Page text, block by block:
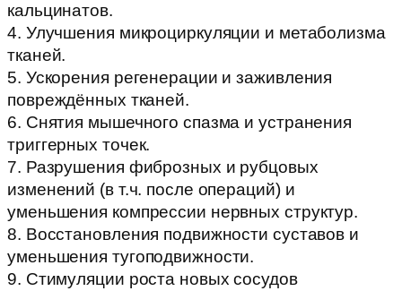
кальцинатов.
4. Улучшения микроциркуляции и метаболизма
тканей.
5. Ускорения регенерации и заживления
повреждённых тканей.
6. Снятия мышечного спазма и устранения
триггерных точек.
7. Разрушения фиброзных и рубцовых
изменений (в т.ч. после операций) и
уменьшения компрессии нервных структур.
8. Восстановления подвижности суставов и
уменьшения тугоподвижности.
9. Стимуляции роста новых сосудов